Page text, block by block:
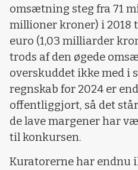
omsætning steg fra 71
millioner kroner) i 2018
euro (1,03 milliarder
trods af den øgede
overskuddet ikke med i
regnskab for 2024 er
offentliggjort, så det
de lave margener har
til konkursen.
Kuratorerne har endnu